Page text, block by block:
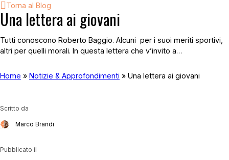
Una lettera ai giovani
Tutti conoscono Roberto Baggio. Alcuni per i suoi meriti sportivi,
altri per quelli morali. In questa lettera che v’invito a…
Home » Notizie & Approfondimenti » Una lettera ai giovani
Scritto da
Marco Brandi
Pubblicato il
Torna al Blog